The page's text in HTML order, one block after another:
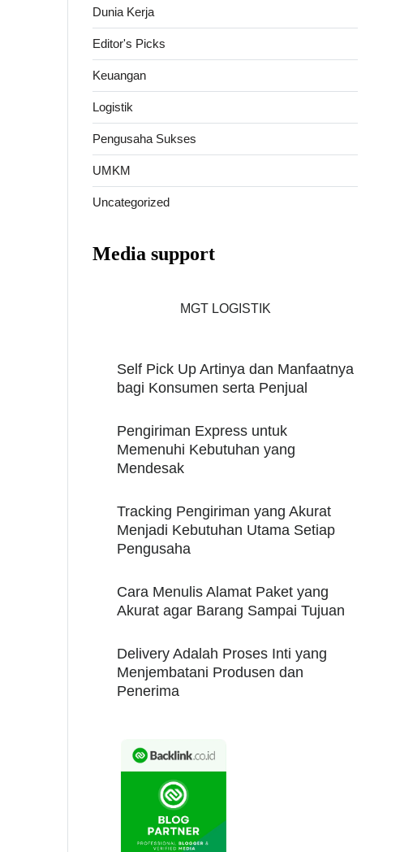
Dunia Kerja
Editor's Picks
Keuangan
Logistik
Pengusaha Sukses
UMKM
Uncategorized
Media support
MGT LOGISTIK
Self Pick Up Artinya dan Manfaatnya
bagi Konsumen serta Penjual
Pengiriman Express untuk
Memenuhi Kebutuhan yang
Mendesak
Tracking Pengiriman yang Akurat
Menjadi Kebutuhan Utama Setiap
Pengusaha
Cara Menulis Alamat Paket yang
Akurat agar Barang Sampai Tujuan
Delivery Adalah Proses Inti yang
Menjembatani Produsen dan
Penerima